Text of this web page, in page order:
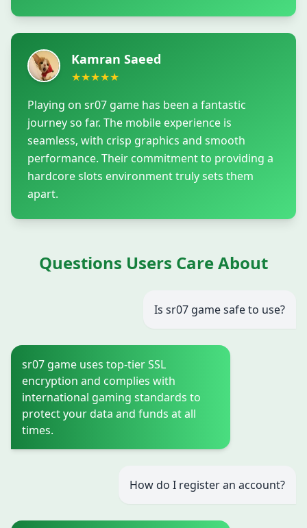
Kamran Saeed
★★★★★
Playing on sr07 game has been a fantastic
journey so far. The mobile experience is
seamless, with crisp graphics and smooth
performance. Their commitment to providing a
hardcore slots environment truly sets them
apart.
Questions Users Care About
Is sr07 game safe to use?
sr07 game uses top-tier SSL
encryption and complies with
international gaming standards to
protect your data and funds at all
times.
How do I register an account?